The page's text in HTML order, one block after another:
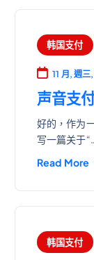
韩国支付
11 月, 週
声音支
好的，作为
写一篇关于
Read More
韩国支付